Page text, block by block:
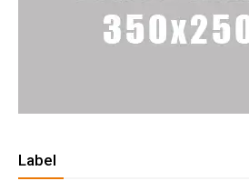
Label